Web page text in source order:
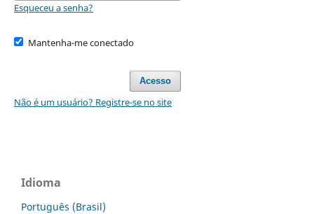
Esqueceu a senha?
Mantenha-me conectado
Acesso
Não é um usuário? Registre-se no site
Idioma
Português (Brasil)